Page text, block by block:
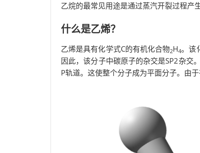
乙烷的最常见用途是通过蒸汽开裂过程产
什么是乙烯？
乙烯是具有化学式C的有机化合物2H4。该
因此，该分子中碳原子的杂交是SP2杂交
P轨道。这使整个分子成为平面分子。由